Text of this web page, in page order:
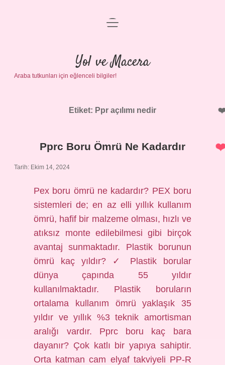
Anasayfa
Gizlilik Politikası
Yasal Uyarı
menüyü
Yol ve Macera
Araba tutkunları için eğlenceli bilgiler!
Etiket: Ppr açılımı nedir
Pprc Boru Ömrü Ne Kadardır
Tarih: Ekim 14, 2024
Pex boru ömrü ne kadardır? PEX boru
sistemleri de; en az elli yıllık kullanım
ömrü, hafif bir malzeme olması, hızlı ve
atıksız monte edilebilmesi gibi birçok
avantaj sunmaktadır. Plastik borunun
ömrü kaç yıldır? ✓ Plastik borular
dünya çapında 55 yıldır
kullanılmaktadır. Plastik boruların
ortalama kullanım ömrü yaklaşık 35
yıldır ve yıllık %3 teknik amortisman
aralığı vardır. Pprc boru kaç bara
dayanır? Çok katlı bir yapıya sahiptir.
Orta katman cam elyaf takviyeli PP-R